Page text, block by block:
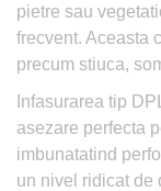
pietre sau
frecvent. Aceasta
precum stiuca,
Infasurarea tip
asezare perfecta
imbunatatind
un nivel ridicat de